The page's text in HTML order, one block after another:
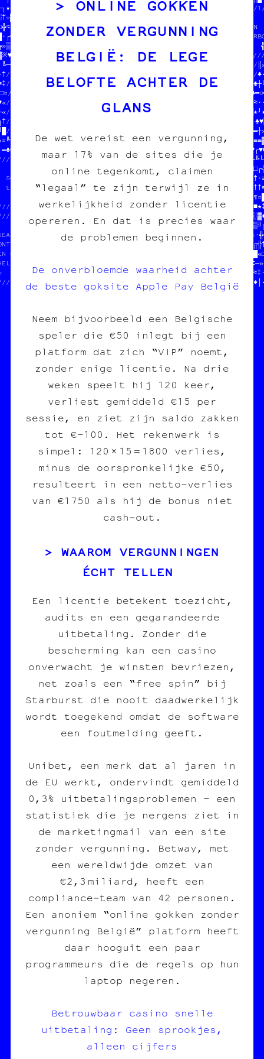
100% transwallon          /
100% légal                //
mieux que sur le darkweb  //¤└≡└·□═≡//  $$$  DU POGNON
//│└†¶┐┐«§//  POUR COPIE
┐////////////★♠/└////////┐≡═□♠※♥▒//
//
//////////////
//  PAPIER /// CARBONE   //  //
PAPIER /// CARBONE//  fanzine /// édition  //  //
fanzine /// éditio//  charleroi /// diy    //  //
charleroi /// diy //                       //  //
///////////////////////////  //
W¥            ////////////////////////////////
9O*&EVG¥$I7 =/OJET        //                           ///
imprimée//  $$$  DU POGNON  $$$      ///
L\0¥N   -L            //  POUR COPIE CARBONE ASBL  ///
///
8 9PM6//////////////╝////////////////////////////////
44£VMW1X0/7%         //─////////////////////////////////
CHAT ET MOOMIN      //
MANGÉ TOUS LES SOUS  //
CROQUETTES            ////////////////
HELP                //            //
╬║                  //on          //
┼//////////////////            /
ZONDER VERGUNNING
BELGIË: DE LEGE
BELOFTE ACHTER DE
GLANS
De wet vereist een vergunning,
maar 17% van de sites die je
online tegenkomt, claimen
“legaal” te zijn terwijl ze in
werkelijkheid zonder licentie
opereren. En dat is precies waar
de problemen beginnen.
De onverbloemde waarheid achter
de beste goksite Apple Pay België
Neem bijvoorbeeld een Belgische
speler die €50 inlegt bij een
platform dat zich “VIP” noemt,
zonder enige licentie. Na drie
weken speelt hij 120 keer,
verliest gemiddeld €15 per
sessie, en ziet zijn saldo zakken
tot €-100. Het rekenwerk is
simpel: 120 × 15 = 1800 verlies,
minus de oorspronkelijke €50,
resulteert in een netto‑verlies
van €1750 als hij de bonus niet
cash‑out.
WAAROM VERGUNNINGEN
ÉCHT TELLEN
Een licentie betekent toezicht,
audits en een gegarandeerde
uitbetaling. Zonder die
bescherming kan een casino
onverwacht je winsten bevriezen,
net zoals een “free spin” bij
Starburst die nooit daadwerkelijk
wordt toegekend omdat de software
een foutmelding geeft.
Unibet, een merk dat al jaren in
de EU werkt, ondervindt gemiddeld
0,3% uitbetalingsproblemen – een
statistiek die je nergens ziet in
de marketingmail van een site
zonder vergunning. Betway, met
een wereldwijde omzet van
€2,3 miliard, heeft een
compliance‑team van 42 personen.
Een anoniem “online gokken zonder
vergunning België” platform heeft
daar hooguit een paar
programmeurs die de regels op hun
laptop negeren.
Betrouwbaar casino snelle
uitbetaling: Geen sprookjes,
alleen cijfers